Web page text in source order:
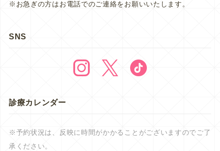
※お急ぎの方はお電話でのご連絡をお願いいたします。
SNS
診療カレンダー
※予約状況は、反映に時間がかかることがございますのでご了
承ください。